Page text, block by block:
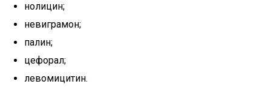
нолицин;
невиграмон;
палин;
цефорал;
левомицитин.